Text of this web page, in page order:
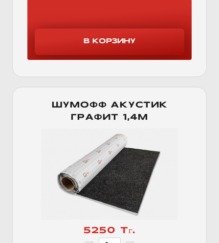
ШУМОФФ АКУСТИК
ГРАФИТ 1,4М
5250 Тг.